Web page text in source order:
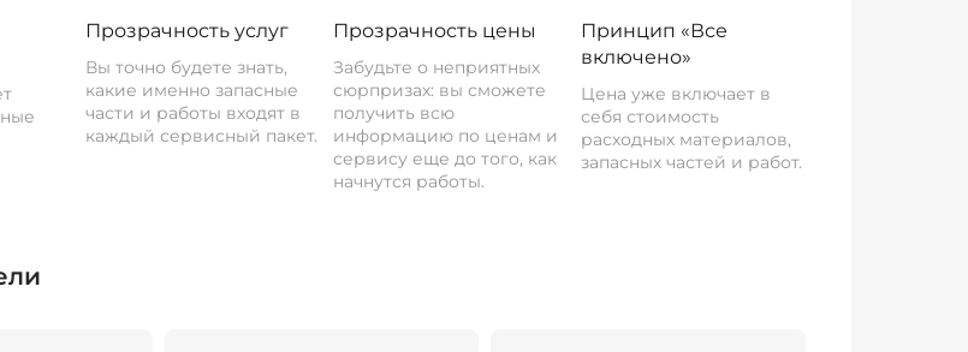
Прозрачность услуг
Вы точно будете знать,
какие именно запасные
части и работы входят в
каждый сервисный пакет.
Прозрачность цены
Забудьте о неприятных
сюрпризах: вы сможете
получить всю
информацию по ценам и
сервису еще до того, как
начнутся работы.
Принцип «Все
включено»
Цена уже включает в
себя стоимость
расходных материалов,
запасных частей и работ.